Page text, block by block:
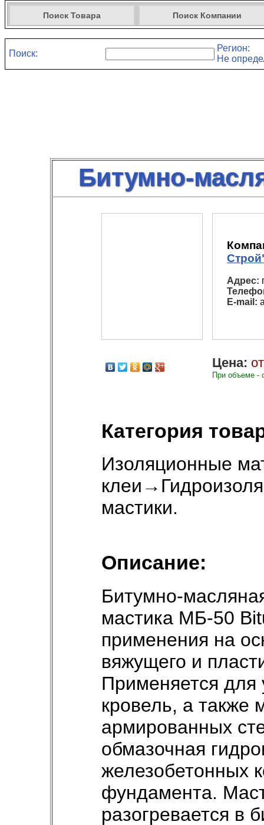
Поиск Товара Поиск Компании
Поиск:
Регион:
Не
Битумно-
Адрес:
E-mail:
Цена:
При объеме -
Категория
Изоляционные
клеи →
мастики.
Описание:
Битумно-
мастика МБ-50
применения на
вяжущего и
Применяется для
кровель, а также
армированных
обмазочная
железобетонных
фундамента.
разогревается в